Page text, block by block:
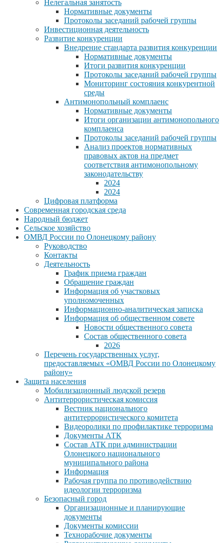
Нелегальная занятость
Нормативные документы
Протоколы заседаний рабочей группы
Инвестиционная деятельность
Развитие конкуренции
Внедрение стандарта развития конкуренции
Нормативные документы
Итоги развития конкуренции
Протоколы заседаний рабочей группы
Мониторинг состояния конкурентной
среды
Антимонопольный комплаенс
Нормативные документы
Итоги организации антимонопольного
комплаенса
Протоколы заседаний рабочей группы
Анализ проектов нормативных
правовых актов на предмет
соответствия антимонопольному
законодательству
2024
2024
Цифровая платформа
Современная городская среда
Народный бюджет
Сельское хозяйство
ОМВД России по Олонецкому району
Руководство
Контакты
Деятельность
График приема граждан
Обращение граждан
Информация об участковых
уполномоченных
Информационно-аналитическая записка
Информация об общественном совете
Новости общественного совета
Состав общественного совета
2026
Перечень государственных услуг,
предоставляемых «ОМВД России по Олонецкому
району»
Защита населения
Мобилизационный людской резерв
Антитеррористическая комиссия
Вестник национального
антитеррористического комитета
Видеоролики по профилактике терроризма
Документы АТК
Состав АТК при администрации
Олонецкого национального
муниципального района
Информация
Рабочая группа по противодействию
идеологии терроризма
Безопасный город
Организационные и планирующие
документы
Документы комиссии
Технорабочие документы